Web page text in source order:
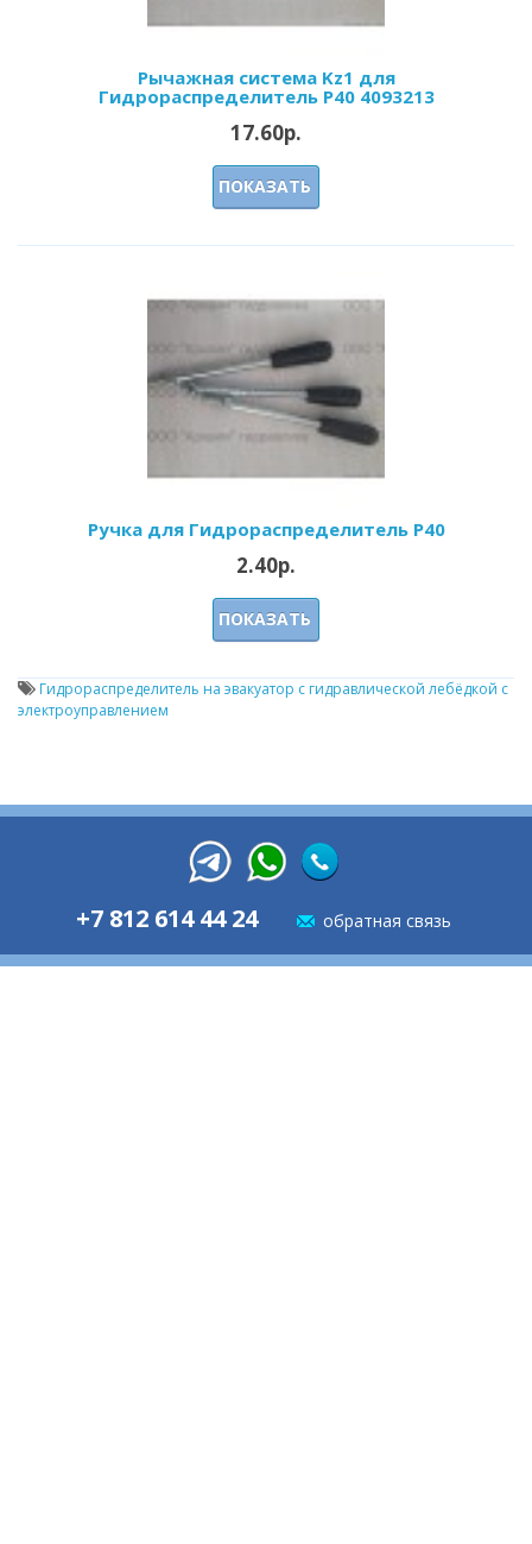
Рычажная система Kz1 для
Гидрораспределитель Р40 4093213
17.60р.
ПОКАЗАТЬ
Ручка для Гидрораспределитель Р40
2.40р.
ПОКАЗАТЬ
Гидрораспределитель на эвакуатор с гидравлической лебёдкой с
электроуправлением
+7 812 614 44 24 обратная связь